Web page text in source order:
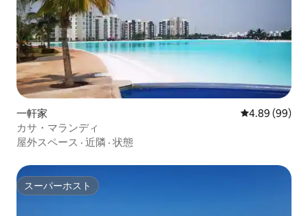
一軒家 レビュー99件
4.89 (99)
カサ・マランディ
屋外スペース · 近隣 · 状態
スーパーホスト
スーパーホスト